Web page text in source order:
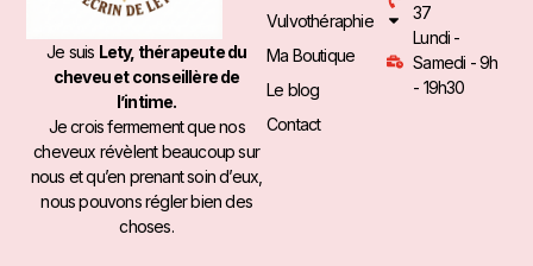
Je suis Lety, thérapeute du
cheveu et conseillère de
l’intime.
Je crois fermement que nos
cheveux révèlent beaucoup sur
nous et qu’en prenant soin d’eux,
nous pouvons régler bien des
choses.
Vulvothéraphie
Ma Boutique
Le blog
Contact
37
Lundi -
Samedi - 9h
- 19h30